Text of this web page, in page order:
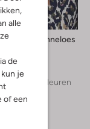
alle
de
je
of een
Studio Anneloes
€ 109,95
+ meer kleuren